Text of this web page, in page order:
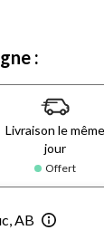
:
Livraison le même
jour
Offert
AB